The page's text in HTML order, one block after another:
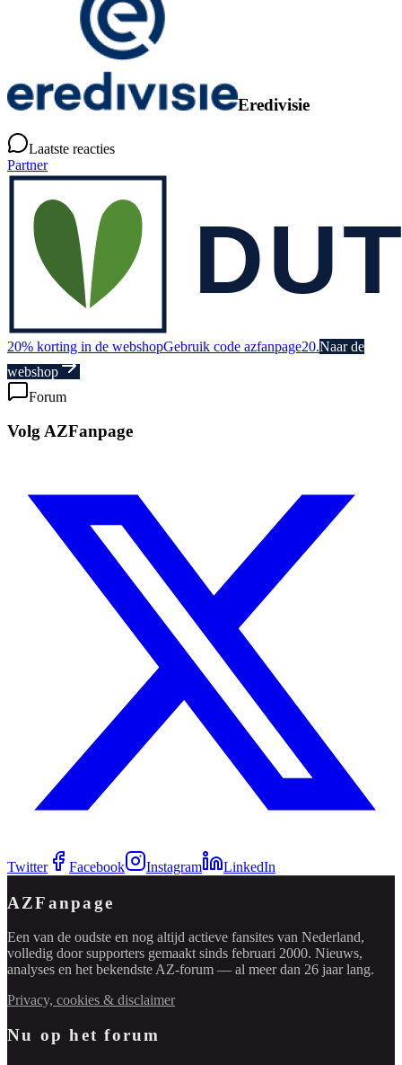
Eredivisie
Laatste reacties
Partner
20% korting in de webshopGebruik code azfanpage20.Naar de
webshop
Forum
Volg AZFanpage
Twitter Facebook Instagram LinkedIn
AZFanpage
Een van de oudste en nog altijd actieve fansites van Nederland,
volledig door supporters gemaakt sinds februari 2000. Nieuws,
analyses en het bekendste AZ-forum — al meer dan 26 jaar lang.
Privacy, cookies & disclaimer
Nu op het forum